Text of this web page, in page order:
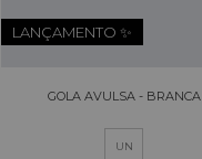
LANÇAMENTO ✨
GOLA AVULSA - BRANCA
UN